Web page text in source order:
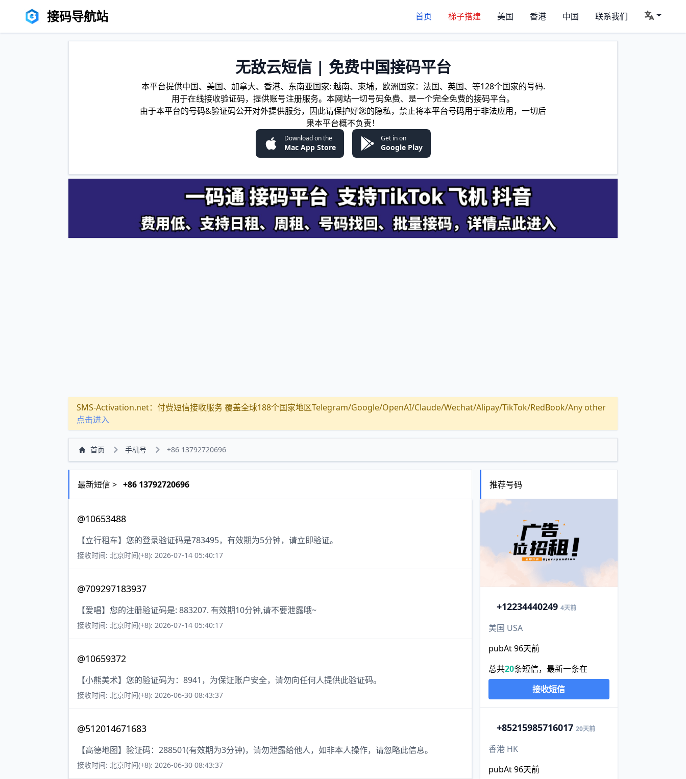
接码导航站 首页 梯子搭建 美国 香港 中国 联系我们
无敌云短信 | 免费中国接码平台
本平台提供中国、美国、加拿大、香港、东南亚国家: 越南、柬埔，欧洲国家：法国、英国、等128个国家的号码.
用于在线接收验证码，提供账号注册服务。本网站一切号码免费、是一个完全免费的接码平台。
由于本平台的号码&验证码公开对外提供服务，因此请保护好您的隐私，禁止将本平台号码用于非法应用，一切后
果本平台概不负责！
Download on the
Mac App Store
Get in on
Google Play
SMS-Activation.net：付费短信接收服务 覆盖全球188个国家地区Telegram/Google/OpenAI/Claude/Wechat/Alipay/TikTok/RedBook/Any other
点击进入
首页 手机号 +86 13792720696
最新短信 > +86 13792720696
@10653488
【立行租车】您的登录验证码是783495，有效期为5分钟，请立即验证。
接收时间: 北京时间(+8): 2026-07-14 05:40:17
@709297183937
【爱唱】您的注册验证码是: 883207. 有效期10分钟,请不要泄露哦~
接收时间: 北京时间(+8): 2026-07-14 05:40:17
@10659372
【小熊美术】您的验证码为：8941，为保证账户安全，请勿向任何人提供此验证码。
接收时间: 北京时间(+8): 2026-06-30 08:43:37
@512014671683
【高德地图】验证码：288501(有效期为3分钟)，请勿泄露给他人，如非本人操作，请忽略此信息。
接收时间: 北京时间(+8): 2026-06-30 08:43:37
推荐号码
+12234440249 4天前
美国 USA
pubAt 96天前
总共20条短信，最新一条在
接收短信
+85215985716017 20天前
香港 HK
pubAt 96天前